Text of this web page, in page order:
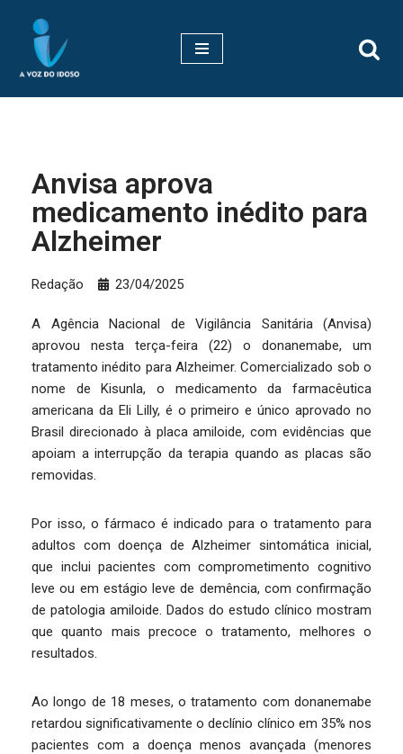
Pular
para
Anvisa aprova
medicamento inédito para
Alzheimer
Redação 23/04/2025
A Agência Nacional de Vigilância Sanitária (Anvisa)
aprovou nesta terça-feira (22) o donanemabe, um
tratamento inédito para Alzheimer. Comercializado sob o
nome de Kisunla, o medicamento da farmacêutica
americana da Eli Lilly, é o primeiro e único aprovado no
Brasil direcionado à placa amiloide, com evidências que
apoiam a interrupção da terapia quando as placas são
removidas.
Por isso, o fármaco é indicado para o tratamento para
adultos com doença de Alzheimer sintomática inicial,
que inclui pacientes com comprometimento cognitivo
leve ou em estágio leve de demência, com confirmação
de patologia amiloide. Dados do estudo clínico mostram
que quanto mais precoce o tratamento, melhores o
resultados.
Ao longo de 18 meses, o tratamento com donanemabe
retardou significativamente o declínio clínico em 35% nos
pacientes com a doença menos avançada (menores